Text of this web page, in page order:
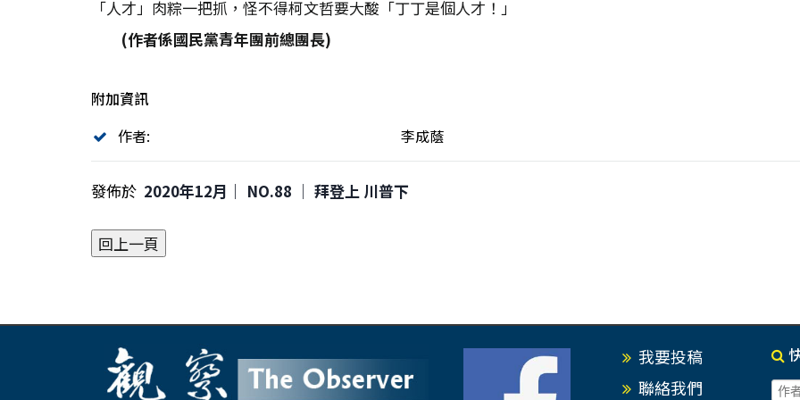
「人才」肉粽一把抓，怪不得柯文哲要大酸「丁丁是個人才！」
(作者係國民黨青年團前總團長)
附加資訊
作者:
李成蔭
發佈於 2020年12月｜ NO.88 │ 拜登上 川普下
我要投稿
聯絡我們